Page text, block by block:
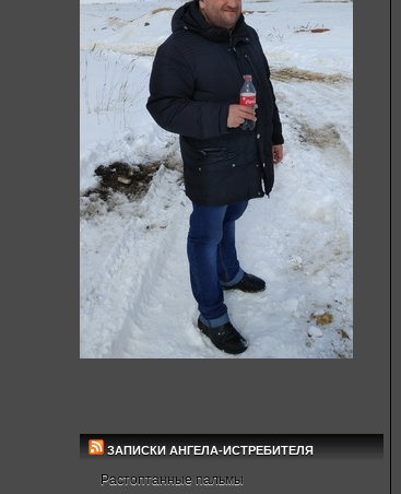
ЗАПИСКИ АНГЕЛА-ИСТРЕБИТЕЛЯ
Растоптанные пальмы